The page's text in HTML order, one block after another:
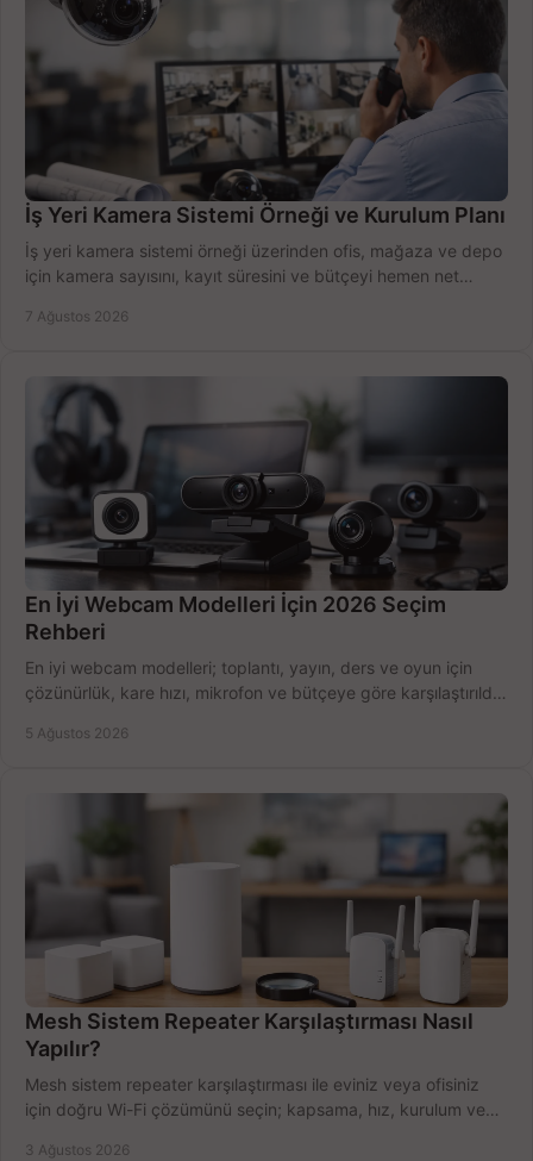
İş Yeri Kamera Sistemi Örneği ve Kurulum Planı
İş yeri kamera sistemi örneği üzerinden ofis, mağaza ve depo
için kamera sayısını, kayıt süresini ve bütçeyi hemen net
7 Ağustos 2026
En İyi Webcam Modelleri İçin 2026 Seçim
Rehberi
En iyi webcam modelleri; toplantı, yayın, ders ve oyun için
çözünürlük, kare hızı, mikrofon ve bütçeye göre karşılaştırıldı.
5 Ağustos 2026
Mesh Sistem Repeater Karşılaştırması Nasıl
Yapılır?
Mesh sistem repeater karşılaştırması ile eviniz veya ofisiniz
için doğru Wi-Fi çözümünü seçin; kapsama, hız, kurulum ve
3 Ağustos 2026